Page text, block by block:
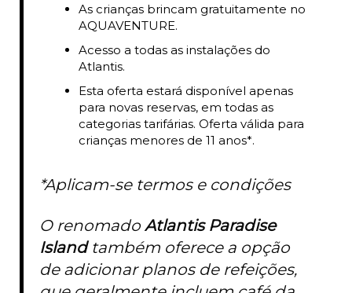
As crianças brincam gratuitamente no
AQUAVENTURE.
Acesso a todas as instalações do
Atlantis.
Esta oferta estará disponível apenas
para novas reservas, em todas as
categorias tarifárias. Oferta válida para
crianças menores de 11 anos*.
*Aplicam-se termos e condições
O renomadoAtlantis Paradise
Islandtambém oferece a opção
de adicionar planos de refeições,